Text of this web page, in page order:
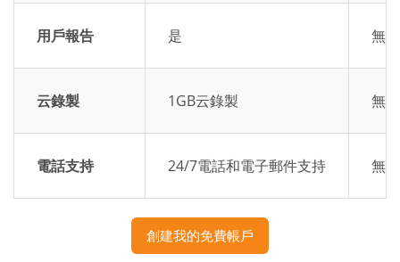
用戶報告 是 無
云錄製 1GB云錄製 無
電話支持 24/7電話和電子郵件支持 無
創建我的免費帳戶